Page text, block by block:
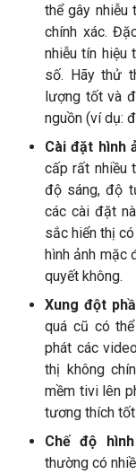
thể gây nhiễu
chính xác.
nhiễu tín hiệu
số. Hãy thử
lượng tốt và
nguồn (ví dụ:
Cài đặt hình
cấp rất nhiều
độ sáng, độ
các cài đặt
sắc hiển thị
hình ảnh mặc
quyết không.
Xung đột
quá cũ có
phát các
thị không
mềm tivi lên
tương thích tốt
Chế độ
thường có